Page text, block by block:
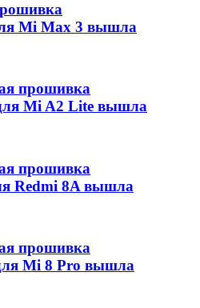
Mi Max 3 вышла
прошивка
Mi A2 Lite вышла
прошивка
Redmi 8A вышла
прошивка
Mi 8 Pro вышла